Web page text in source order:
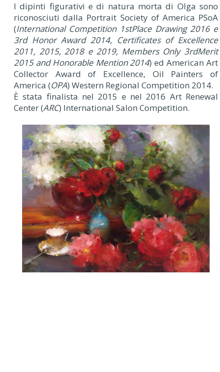
I dipinti figurativi e di natura morta di Olga sono
riconosciuti dalla Portrait Society of America PSoA
(International Competition 1stPlace Drawing 2016 e
3rd Honor Award 2014, Certificates of Excellence
2011, 2015, 2018 e 2019, Members Only 3rdMerit
2015 and Honorable Mention 2014) ed American Art
Collector Award of Excellence, Oil Painters of
America (OPA) Western Regional Competition 2014.
È stata finalista nel 2015 e nel 2016 Art Renewal
Center (ARC) International Salon Competition.